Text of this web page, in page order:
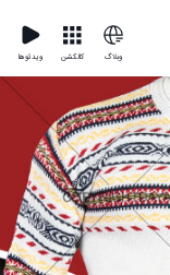
ویدئوها کالکشن وبلاگ